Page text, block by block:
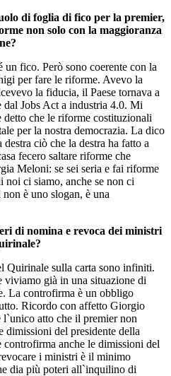
di foglia di fico per la premier,
non solo con la maggioranza
fico. Però sono coerente con la
per fare le riforme. Avevo la
la fiducia, il Paese tornava a
dal Jobs Act a industria 4.0. Mi
detto che le riforme costituzionali
per la nostra democrazia. La dico
ciò che la destra ha fatto a
fecero saltare riforme che
Meloni: se sei seria e fai riforme
ci siamo, anche se non ci
è uno slogan, è una
di nomina e revoca dei ministri
Quirinale sulla carta sono infiniti.
viviamo già in una situazione di
La controfirma è un obbligo
Ricordo con affetto Giorgio
atto che il premier non
dimissioni del presidente della
anche le dimissioni del
i ministri è il minimo
dia più poteri all`inquilino di